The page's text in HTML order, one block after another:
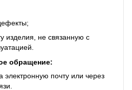
изделия, не связанную с
обращение:
электронную почту или через